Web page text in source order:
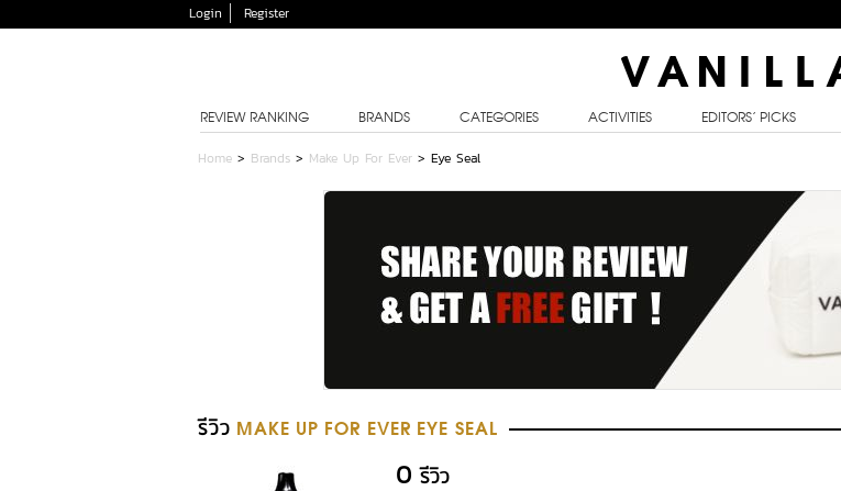
Login Register
REVIEW RANKING BRANDS CATEGORIES ACTIVITIES EDITORS’ PICKS
Home > Brands > Make Up For Ever > Eye Seal
รีวิว MAKE UP FOR EVER EYE SEAL
0 รีวิว